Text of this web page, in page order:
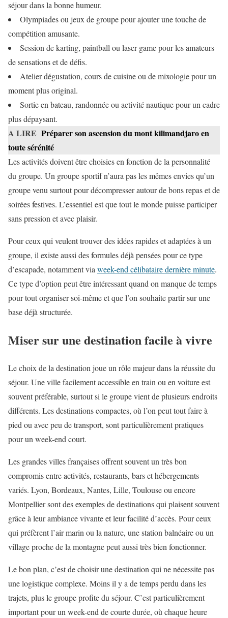
séjour dans la bonne humeur.
Olympiades ou jeux de groupe pour ajouter une touche de
compétition amusante.
Session de karting, paintball ou laser game pour les amateurs
de sensations et de défis.
Atelier dégustation, cours de cuisine ou de mixologie pour un
moment plus original.
Sortie en bateau, randonnée ou activité nautique pour un cadre
plus dépaysant.
A LIRE Préparer son ascension du mont kilimandjaro en
toute sérénité
Les activités doivent être choisies en fonction de la personnalité
du groupe. Un groupe sportif n’aura pas les mêmes envies qu’un
groupe venu surtout pour décompresser autour de bons repas et de
soirées festives. L’essentiel est que tout le monde puisse participer
sans pression et avec plaisir.
Pour ceux qui veulent trouver des idées rapides et adaptées à un
groupe, il existe aussi des formules déjà pensées pour ce type
d’escapade, notamment viaweek-end célibataire dernière minute.
Ce type d’option peut être intéressant quand on manque de temps
pour tout organiser soi-même et que l’on souhaite partir sur une
base déjà structurée.
Miser sur une destination facile à vivre
Le choix de la destination joue un rôle majeur dans la réussite du
séjour. Une ville facilement accessible en train ou en voiture est
souvent préférable, surtout si le groupe vient de plusieurs endroits
différents. Les destinations compactes, où l’on peut tout faire à
pied ou avec peu de transport, sont particulièrement pratiques
pour un week-end court.
Les grandes villes françaises offrent souvent un très bon
compromis entre activités, restaurants, bars et hébergements
variés. Lyon, Bordeaux, Nantes, Lille, Toulouse ou encore
Montpellier sont des exemples de destinations qui plaisent souvent
grâce à leur ambiance vivante et leur facilité d’accès. Pour ceux
qui préfèrent l’air marin ou la nature, une station balnéaire ou un
village proche de la montagne peut aussi très bien fonctionner.
Le bon plan, c’est de choisir une destination qui ne nécessite pas
une logistique complexe. Moins il y a de temps perdu dans les
trajets, plus le groupe profite du séjour. C’est particulièrement
important pour un week-end de courte durée, où chaque heure